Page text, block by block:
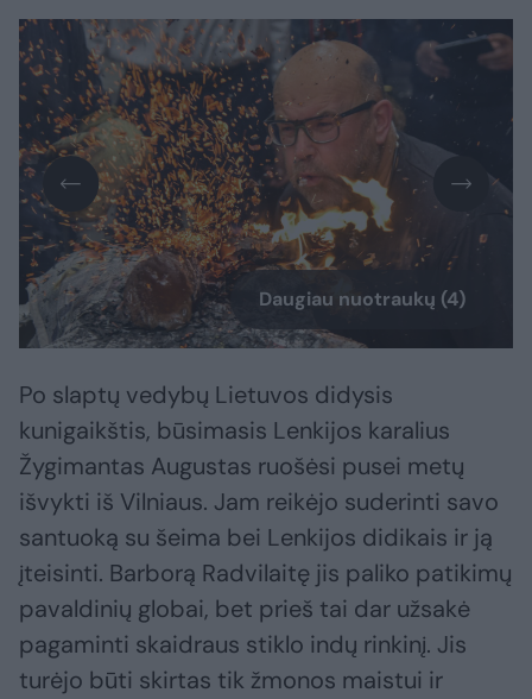
Daugiau nuotraukų (4)
Po slaptų vedybų Lietuvos didysis
kunigaikštis, būsimasis Lenkijos karalius
Žygimantas Augustas ruošėsi pusei metų
išvykti iš Vilniaus. Jam reikėjo suderinti savo
santuoką su šeima bei Lenkijos didikais ir ją
įteisinti. Barborą Radvilaitę jis paliko patikimų
pavaldinių globai, bet prieš tai dar užsakė
pagaminti skaidraus stiklo indų rinkinį. Jis
turėjo būti skirtas tik žmonos maistui ir